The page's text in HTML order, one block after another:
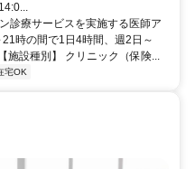
診療サービスを実施する医師ア
時の間で1日4時間、週2日～
施設種別】 クリニック（保険...
宅OK